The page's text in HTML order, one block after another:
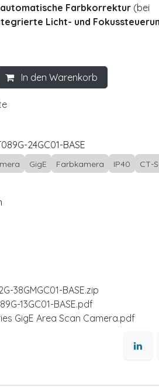
automatische Farbkorrektur (bei
Licht- und
In den Warenkorb
24GC01-BASE
GigE Farbkamera IP40 CT-
38GMGC01-BASE.zip
13GC01-BASE.pdf
GigE Area Scan Camera.pdf